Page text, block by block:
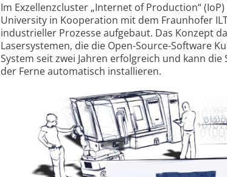
Im Exzellenzcluster „Internet of Production“
University in Kooperation mit dem Fraunhofer
indus­trieller Prozesse aufgebaut. Das Konzept
Lasersystemen, die die Open-Source-Software
System seit zwei Jahren erfolgreich und kann
der Ferne automatisch installieren.